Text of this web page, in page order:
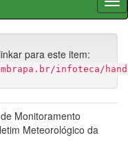
para este item:
infoteca/
Monitoramento
Meteorológico da